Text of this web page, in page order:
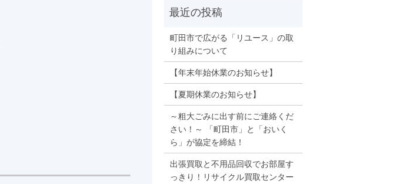
町田市で広がる「リユース」の取
り組みについて
【年末年始休業のお知らせ】
【夏期休業のお知らせ】
～粗大ごみに出す前にご連絡くだ
さい！～ 「町田市」と「おいく
ら」が協定を締結！
出張買取と不用品回収でお部屋す
っきり！リサイクル買取センター